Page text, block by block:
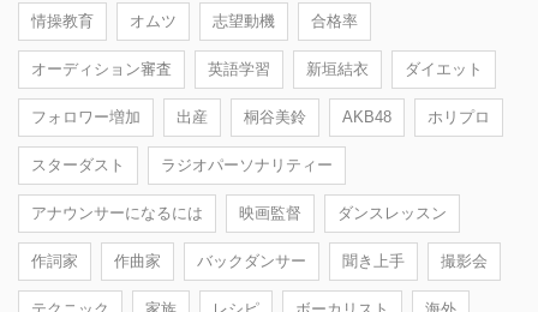
情操教育 オムツ 志望動機 合格率
オーディション審査 英語学習 新垣結衣 ダイエット
フォロワー増加 出産 桐谷美鈴 AKB48 ホリプロ
スターダスト ラジオパーソナリティー
アナウンサーになるには 映画監督 ダンスレッスン
作詞家 作曲家 バックダンサー 聞き上手 撮影会